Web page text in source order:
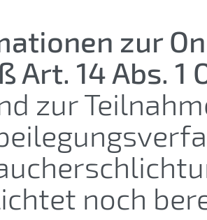
zur
Art. 14 Abs. 1
zur
noch